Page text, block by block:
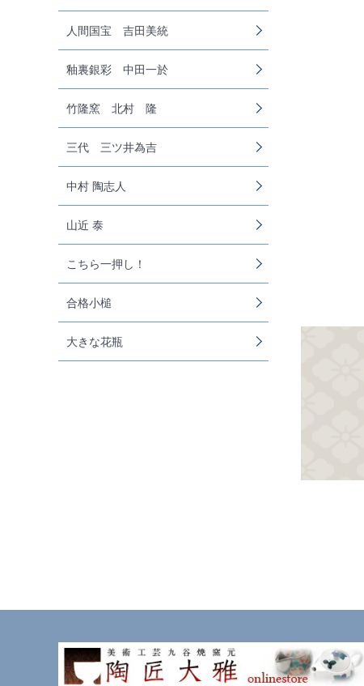
人間国宝 吉田美統
釉裏銀彩 中田一於
竹隆窯 北村 隆
三代 三ツ井為吉
中村 陶志人
山近 泰
こちら一押し！
合格小槌
大きな花瓶